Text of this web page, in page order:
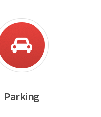
Parking